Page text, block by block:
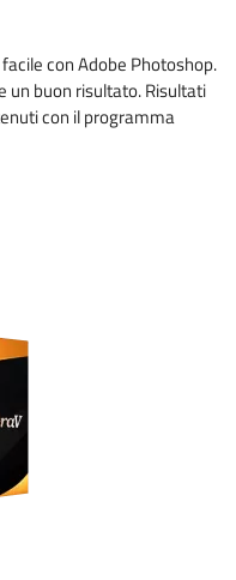
con Adobe Photoshop.
un buon risultato. Risultati
con il programma